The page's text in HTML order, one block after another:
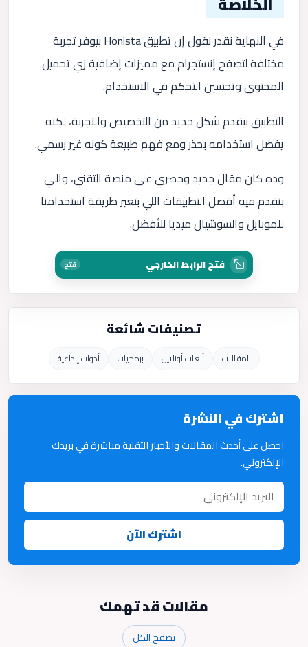
تصنيفات شائعة
المقالات ألعاب أونلاين برمجيات أدوات إبداعية
اشترك في النشرة
احصل على أحدث المقالات والأخبار التقنية مباشرة في بريدك
الإلكتروني.
اشترك الآن
في النهاية نقدر نقول إن تطبيق Honista بيوفر تجربة
مختلفة لتصفح إنستجرام مع مميزات إضافية زي تحميل
المحتوى وتحسين التحكم في الاستخدام.
التطبيق بيقدم شكل جديد من التخصيص والتجربة، لكنه
يفضل استخدامه بحذر ومع فهم طبيعة كونه غير رسمي.
وده كان مقال جديد وحصري على منصة التقني، واللي
بنقدم فيه أفضل التطبيقات اللي بتغير طريقة استخدامنا
للموبايل والسوشيال ميديا للأفضل.
فتح الرابط الخارجي فتح
مقالات قد تهمك
تصفح الكل